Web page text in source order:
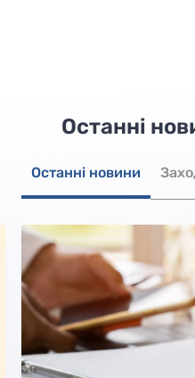
Останні
Останні новини